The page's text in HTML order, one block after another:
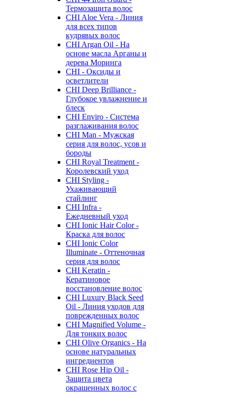
Термозащита волос
CHI Aloe Vera - Линия
для всех типов
кудрявых волос
CHI Argan Oil - На
основе масла Арганы и
дерева Моринга
CHI - Оксиды и
осветлители
CHI Deep Brilliance -
Глубокое увлажнение и
блеск
CHI Enviro - Система
разглаживания волос
CHI Man - Мужская
серия для волос, усов и
бороды
CHI Royal Treatment -
Королевский уход
CHI Styling -
Ухаживающий
стайлинг
CHI Infra -
Ежедневный уход
CHI Ionic Hair Color -
Краска для волос
CHI Ionic Color
Illuminate - Оттеночная
серия для волос
CHI Keratin -
Кератиновое
восстановление волос
CHI Luxury Black Seed
Oil - Линия уходов для
поврежденных волос
CHI Magnified Volume -
Для тонких волос
CHI Olive Organics - На
основе натуральных
ингредиентов
CHI Rose Hip Oil -
Защита цвета
окрашенных волос с